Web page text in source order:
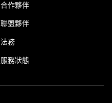
合作夥伴
聯盟夥伴
法務
服務狀態